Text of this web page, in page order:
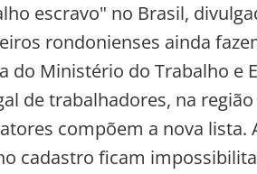
escravo" no Brasil,
rondonienses ainda
do Ministério do Trabalho e
de trabalhadores, na região
compõem a nova lista.
cadastro ficam